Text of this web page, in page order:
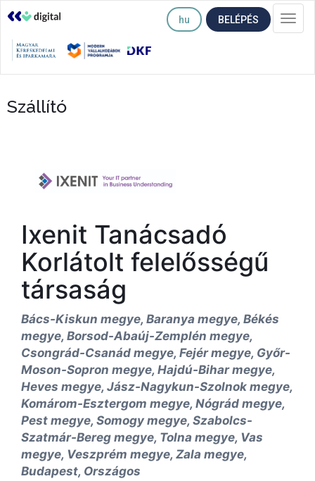
hu BELÉPÉS
Szállító
Ixenit Tanácsadó
Korlátolt felelősségű
társaság
Bács-Kiskun megye, Baranya megye, Békés
megye, Borsod-Abaúj-Zemplén megye,
Csongrád-Csanád megye, Fejér megye, Győr-
Moson-Sopron megye, Hajdú-Bihar megye,
Heves megye, Jász-Nagykun-Szolnok megye,
Komárom-Esztergom megye, Nógrád megye,
Pest megye, Somogy megye, Szabolcs-
Szatmár-Bereg megye, Tolna megye, Vas
megye, Veszprém megye, Zala megye,
Budapest, Országos